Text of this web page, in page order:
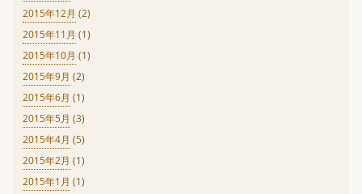
2015年12月 (2)
2015年11月 (1)
2015年10月 (1)
2015年9月 (2)
2015年6月 (1)
2015年5月 (3)
2015年4月 (5)
2015年2月 (1)
2015年1月 (1)